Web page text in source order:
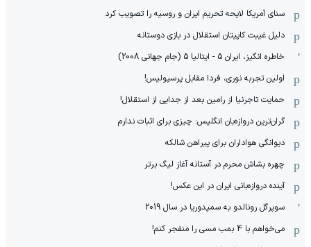
سنای آمریکا لایحه تحریم ایران و روسیه را تصویب کرد
دلیل غیبت کاپیتان استقلال در بازی دوستانه
خاطره انگیز، ایران 5 - ایتالیا 5 (جام جهانی 2008)
اولین تجربه نوری، فردا مقابل پرسپولیس!
حمایت تاجرنیا از رامین بعد از جدایی از استقلال!
گران‌ترین دروازه‌بان انگلیس: چیزی برای اثبات ندارم
دیوانگی هواداران برای پیراهن شالکه
چهره بشاش محرم در آستانه آغاز لیگ برتر
آینده دروازه‌بانی ایران در این عکس!
سوپرگل رونالدو به سمپدوریا در سال 2019
می‌خواهم با 4 بمب مسی را منفجر کنم!